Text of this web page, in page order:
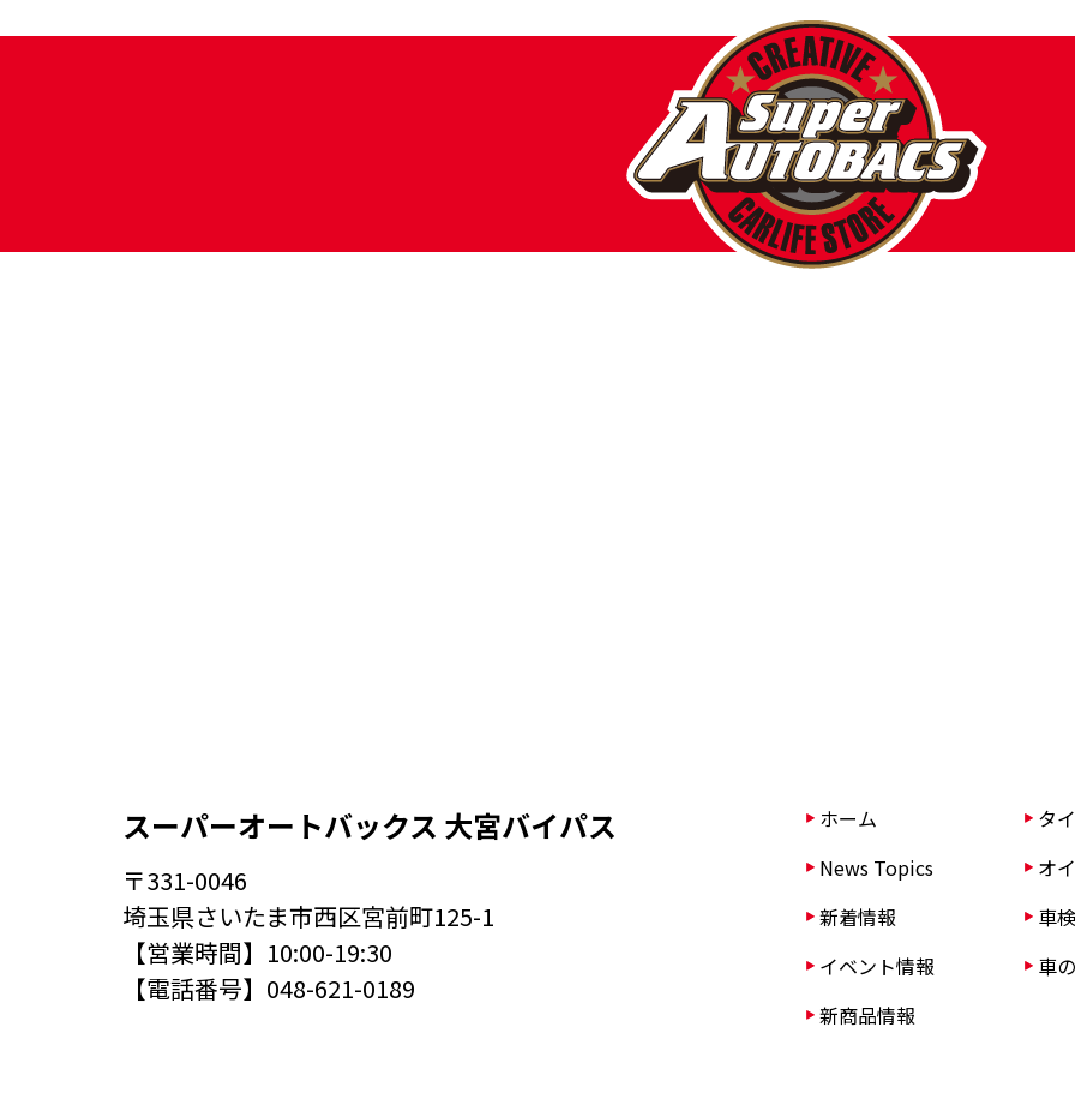
スーパーオートバックス 大宮バイパス
〒331-0046
埼玉県さいたま市西区宮前町125-1
【営業時間】10:00-19:30
【電話番号】048-621-0189
ホーム
News Topics
新着情報
イベント情報
新商品情報
タ
オ
車
車